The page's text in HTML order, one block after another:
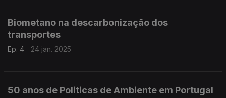
Biometano na descarbonização dos
transportes
Ep. 4 24 jan. 2025
50 anos de Politicas de Ambiente em Portugal